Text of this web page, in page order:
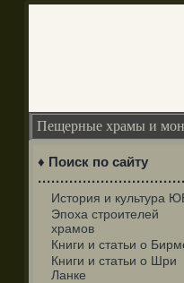
Пещерные храмы и
♦ Поиск по сайту
История и культура
Эпоха строителей
храмов
Книги и статьи о
Книги и статьи о Шри
Ланке